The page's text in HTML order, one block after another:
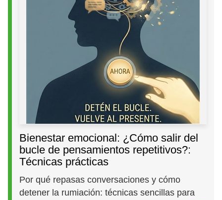
Bienestar emocional: ¿Cómo salir del
bucle de pensamientos repetitivos?:
Técnicas prácticas
Por qué repasas conversaciones y cómo
detener la rumiación: técnicas sencillas para